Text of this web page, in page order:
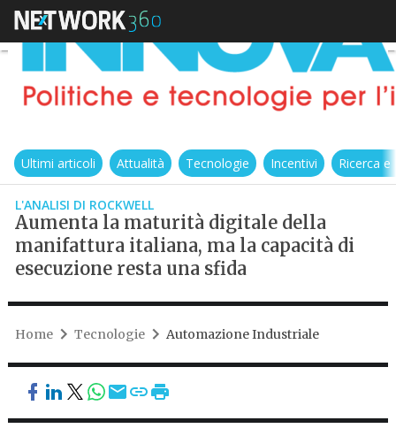
Ultimi articoli Attualità Tecnologie Incentivi Ricerca
L'ANALISI DI ROCKWELL
Aumenta la maturità digitale della
manifattura italiana, ma la capacità di
esecuzione resta una sfida
Home Tecnologie Automazione Industriale